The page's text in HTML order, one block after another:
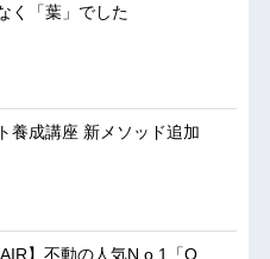
く「葉」でした
養成講座 新メソッド追加
】不動の人気N o.1「O